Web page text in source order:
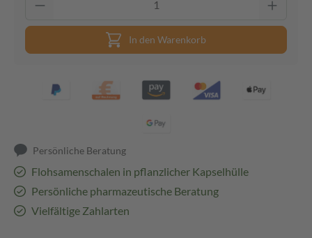
In den Warenkorb
Persönliche Beratung
Flohsamenschalen in pflanzlicher Kapselhülle
Persönliche pharmazeutische Beratung
Vielfältige Zahlarten